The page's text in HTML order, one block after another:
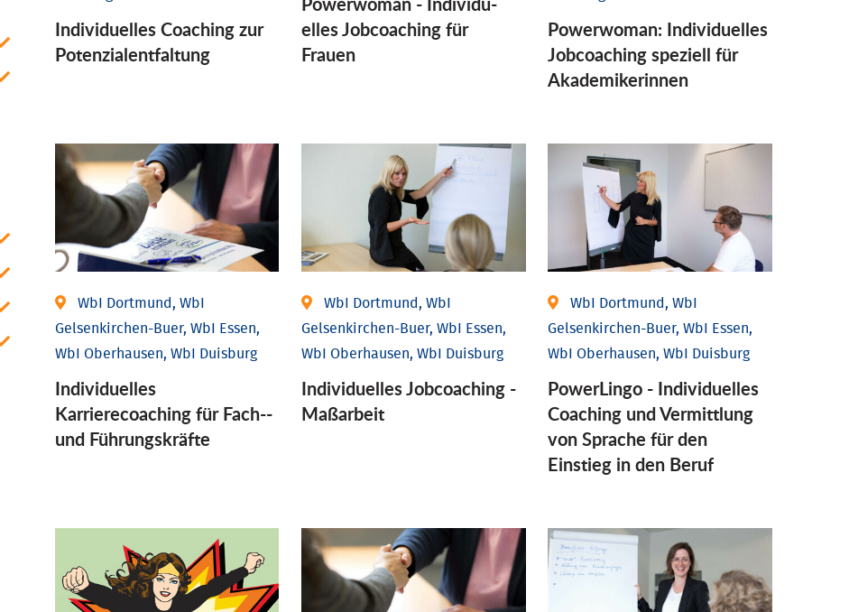
Individuelles Coaching zur
Potenzialentfaltung
elles Job­coaching für
Frauen
Powerwoman: Individu­elles
Job­coaching speziell für
Aka­demiker­innen
WbI Dortmund, WbI
Gelsenkirchen-Buer, WbI Essen,
WbI Oberhausen, WbI Duisburg
Individu­elles
Karrierecoaching für Fach-­
und Führungs­kräfte
WbI Dortmund, WbI
Gelsenkirchen-Buer, WbI Essen,
WbI Oberhausen, WbI Duisburg
Individu­elles Job­coaching -
Maßarbeit
WbI Dortmund, WbI
Gelsenkirchen-Buer, WbI Essen,
WbI Oberhausen, WbI Duisburg
PowerLingo - Individuelles
Coaching und Vermittlung
von Sprache für den
Einstieg in den Beruf